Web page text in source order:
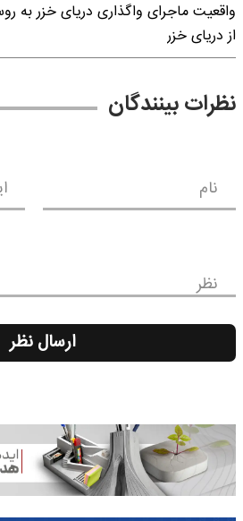
واقعیت ماجرای واگذاری دریای خزر به
از دریای خزر
نظرات بینندگان
نام
نظر
ارسال نظر